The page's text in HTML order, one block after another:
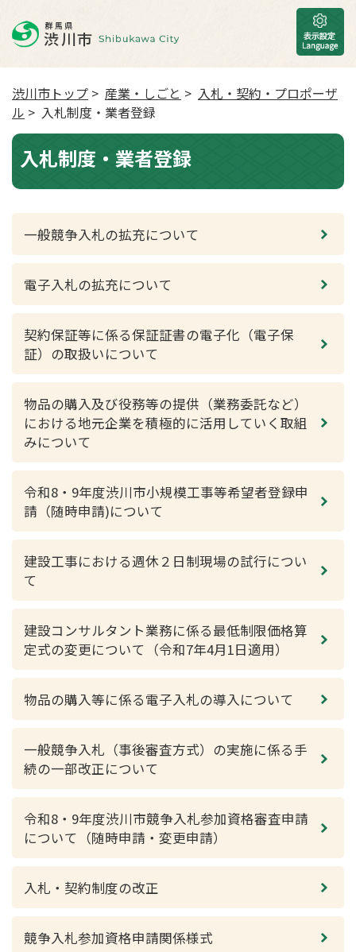
渋川市トップ > 産業・しごと > 入札・契約・プロポーザ
ル > 入札制度・業者登録
入札制度・業者登録
一般競争入札の拡充について
電子入札の拡充について
契約保証等に係る保証証書の電子化（電子保
証）の取扱いについて
物品の購入及び役務等の提供（業務委託など）
における地元企業を積極的に活用していく取組
みについて
令和8・9年度渋川市小規模工事等希望者登録申
請（随時申請)について
建設工事における週休２日制現場の試行につい
て
建設コンサルタント業務に係る最低制限価格算
定式の変更について（令和7年4月1日適用）
物品の購入等に係る電子入札の導入について
一般競争入札（事後審査方式）の実施に係る手
続の一部改正について
令和8・9年度渋川市競争入札参加資格審査申請
について（随時申請・変更申請）
入札・契約制度の改正
競争入札参加資格申請関係様式